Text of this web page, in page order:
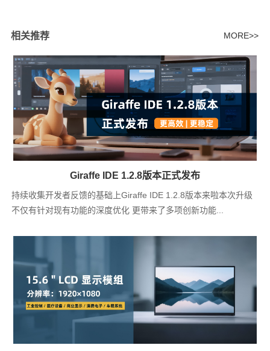
相关推荐 MORE>>
Giraffe IDE 1.2.8版本正式发布
持续收集开发者反馈的基础上Giraffe IDE 1.2.8版本来啦本次升级
不仅有针对现有功能的深度优化 更带来了多项创新功能...